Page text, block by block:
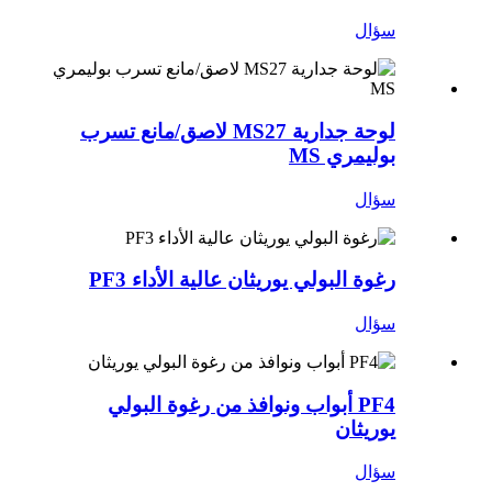
سؤال
لوحة جدارية MS27 لاصق/مانع تسرب
بوليمري MS
سؤال
رغوة البولي يوريثان عالية الأداء PF3
سؤال
PF4 أبواب ونوافذ من رغوة البولي
يوريثان
سؤال